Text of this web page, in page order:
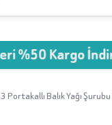
İndirimi
Portakallı Balık Yağı